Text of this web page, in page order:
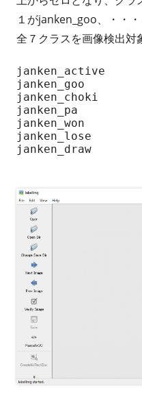
１がjanken_goo、・・
全７クラスを画像検出対
janken_active
janken_goo
janken_choki
janken_pa
janken_won
janken_lose
janken_draw